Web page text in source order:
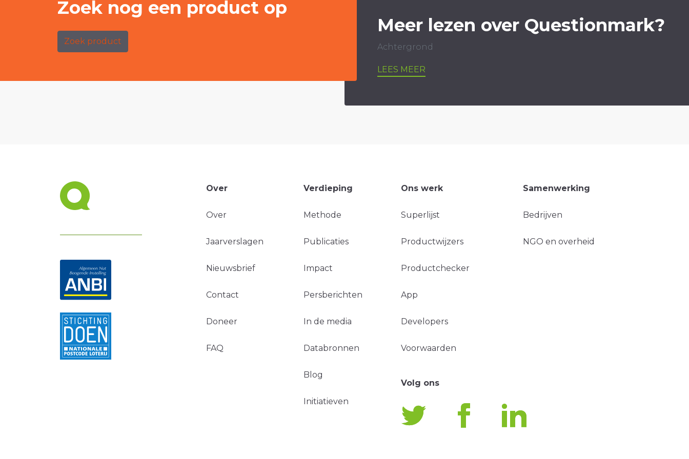
Zoek nog een product op
Zoek product
Meer lezen over Questionmark?
Achtergrond
LEES MEER
Over
Over
Jaarverslagen
Nieuwsbrief
Contact
Doneer
FAQ
Verdieping
Methode
Publicaties
Impact
Persberichten
In de media
Databronnen
Blog
Initiatieven
Ons werk
Superlijst
Productwijzers
Productchecker
App
Developers
Voorwaarden
Samenwerking
Bedrijven
NGO en overheid
Volg ons